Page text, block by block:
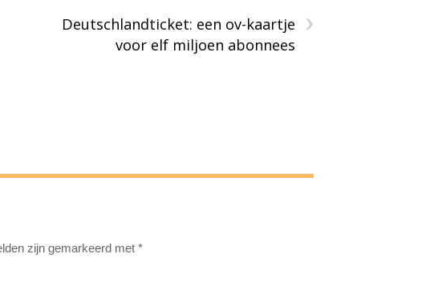
›
Deutschlandticket: een ov-kaartje
voor elf miljoen abonnees
zijn gemarkeerd met*